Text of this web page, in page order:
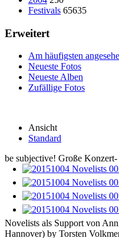
Festivals 65635
Erweitert
Am häufigsten
Neueste Fotos
Neueste Alben
Zufällige Fotos
Ansicht
Standard
be subjective! Große
Novelists als Support von
Hannover) by Torsten